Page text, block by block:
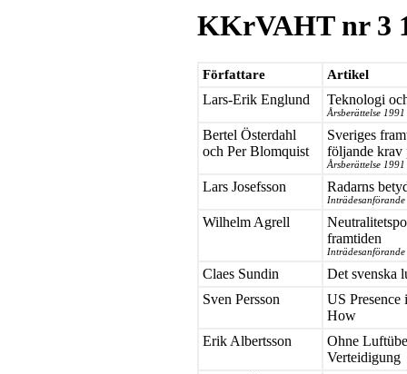
KKrVAHT nr 3
Författare Artikel
Lars-Erik Englund Teknologi
Årsberättelse
Bertel Österdahl
och Per Blomquist
Sveriges
följande krav
Årsberättelse
Lars Josefsson Radarns
Wilhelm Agrell
framtiden
Claes Sundin
Det svenska
Sven Persson
US
How
Erik Albertsson
Ohne
Verteidigung